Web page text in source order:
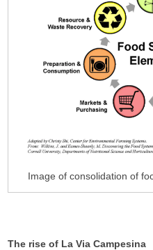
Image of consolidation of
The rise of La Via Campesina